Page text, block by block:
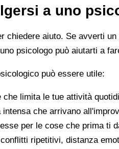
a uno
chiedere aiuto. Se avverti
psicologo può aiutarti a
può essere utile:
che limita le tue attività
intensa che arrivano
per le cose che prima ti
ripetitivi, distanza